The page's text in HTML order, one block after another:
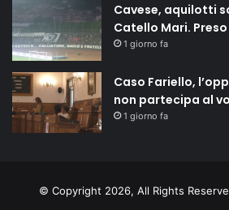
Cavese, aquilotti
Catello Mari.
1 giorno fa
Caso Fariello,
non partecipa al
1 giorno fa
© Copyright 2026, All Rights